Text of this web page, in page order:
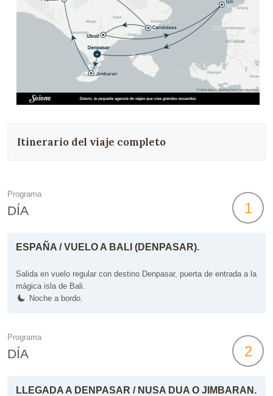
Itinerario del viaje completo
Programa
DÍA 1
ESPAÑA / VUELO A BALI (DENPASAR).
Salida en vuelo regular con destino Denpasar, puerta de entrada a la
mágica isla de Bali.
Noche a bordo.
Programa
DÍA 2
LLEGADA A DENPASAR / NUSA DUA O JIMBARAN.